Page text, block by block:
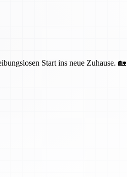
Start ins neue Zuhause. 🏡